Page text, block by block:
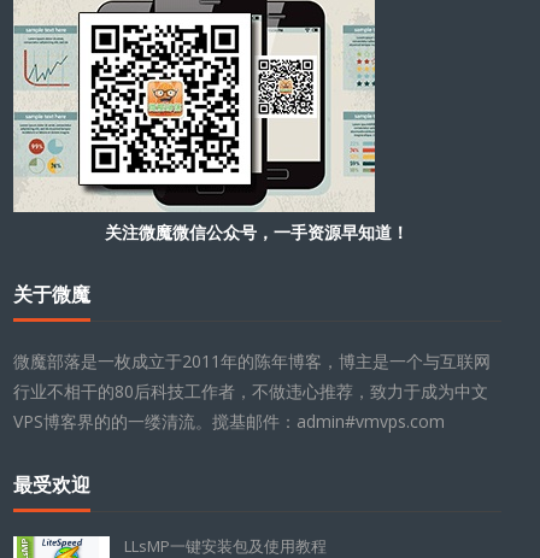
关注微魔微信公众号，一手资源早知道！
关于微魔
微魔部落是一枚成立于2011年的陈年博客，博主是一个与互联网
行业不相干的80后科技工作者，不做违心推荐，致力于成为中文
VPS博客界的的一缕清流。搅基邮件：admin#vmvps.com
最受欢迎
LLsMP一键安装包及使用教程